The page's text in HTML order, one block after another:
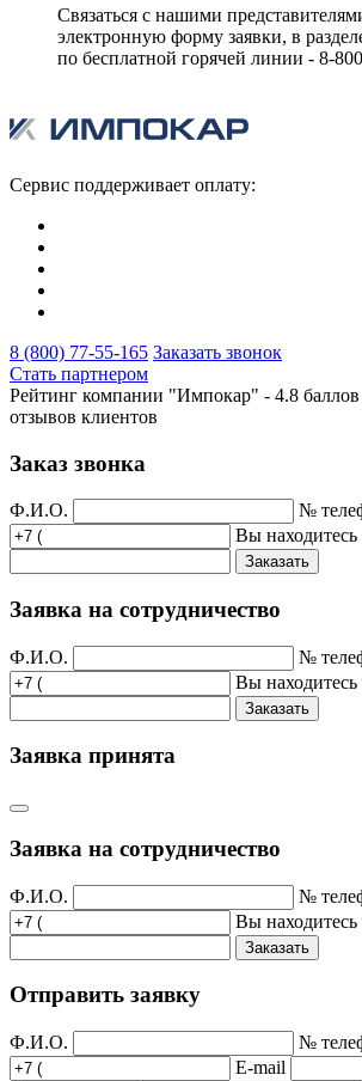
Связаться с нашими
электронную форму заявки, в
по бесплатной горячей линии - 8-
Сервис поддерживает оплату:
8 (800) 77-55-165 Заказать звонок
Стать партнером
Рейтинг компании "Импокар" - 4.8
отзывов клиентов
Заказ звонка
Ф.И.О.
№
Вы находитесь
Заказать
Заявка на сотрудничество
Ф.И.О.
№
Вы находитесь
Заказать
Заявка принята
Заявка на сотрудничество
Ф.И.О.
№
Вы находитесь
Заказать
Отправить заявку
Ф.И.О.
№
E-mail